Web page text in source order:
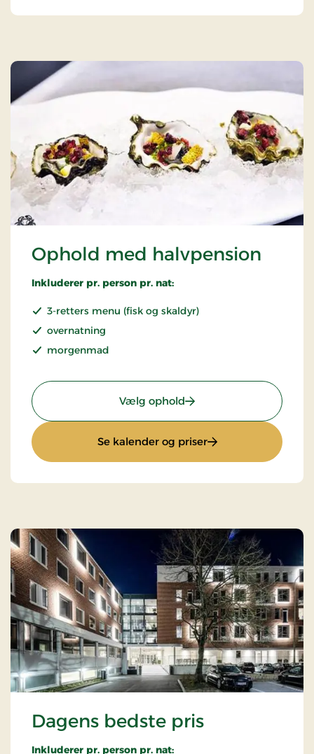
Ophold med halvpension
Inkluderer pr. person pr. nat:
3-retters menu (fisk og skaldyr)
overnatning
morgenmad
Vælg ophold: Ophold med
Se kalender og priser: Ophold med
Dagens bedste pris
Inkluderer pr. person pr. nat: